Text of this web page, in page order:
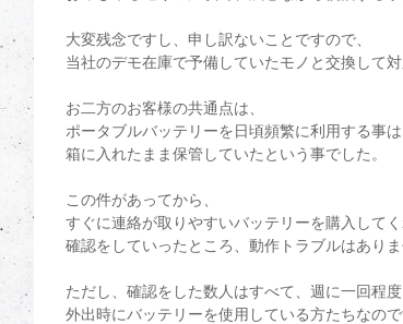
大変残念ですし、申し訳ないことですので、
当社のデモ在庫で予備していたモノと交換して対
お二方のお客様の共通点は、
ポータブルバッテリーを日頃頻繁に利用する事は
箱に入れたまま保管していたという事でした。
この件があってから、
すぐに連絡が取りやすいバッテリーを購入して
確認をしていったところ、動作トラブルはありま
ただし、確認をした数人はすべて、週に一回程
外出時にバッテリーを使用している方たちなので